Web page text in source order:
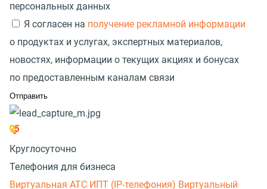
персональных данных
Я согласен на получение рекламной информации
о продуктах и услугах, экспертных материалов,
новостях, информации о текущих акциях и бонусах
по предоставленным каналам связи
Круглосуточно
Телефония для бизнеса
Виртуальная АТС ИПТ (IP-телефония) Виртуальный